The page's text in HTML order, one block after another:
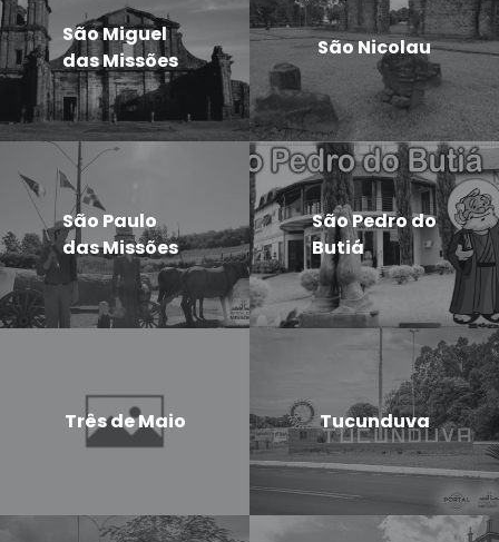
São Miguel
das Missões
São Nicolau
São Paulo
das Missões
São Pedro do
Butiá
Três de Maio Tucunduva